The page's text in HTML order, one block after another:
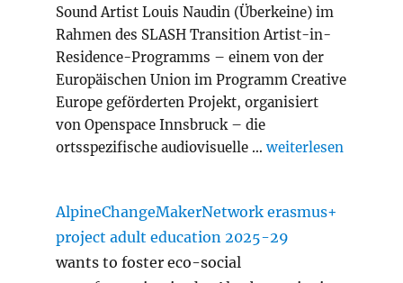
Sound Artist Louis Naudin (Überkeine) im
Rahmen des SLASH Transition Artist-in-
Residence-Programms – einem von der
Europäischen Union im Programm Creative
Europe geförderten Projekt, organisiert
von Openspace Innsbruck – die
ortsspezifische audiovisuelle …„Slash Transition
weiterlesen
AlpineChangeMakerNetwork erasmus+
project adult education 2025-29
wants to foster eco-social